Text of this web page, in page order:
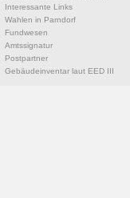
Interessante Links
Wahlen in Parndorf
Fundwesen
Amtssignatur
Postpartner
Gebäudeinventar laut EED III